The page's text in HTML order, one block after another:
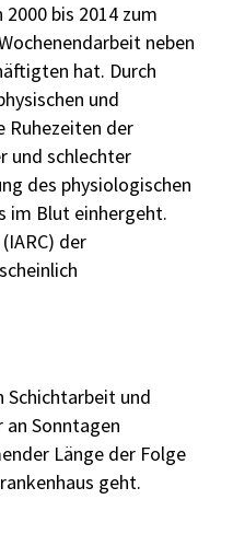
bis 2014 zum
neben
hat. Durch
und
Ruhezeiten der
und schlechter
des physiologischen
im Blut einhergeht.
der
Schichtarbeit und
Sonntagen
Länge der Folge
geht.